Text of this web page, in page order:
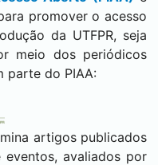
promover o acesso
da UTFPR, seja
meio dos periódicos
parte do PIAA:
artigos publicados
avaliados por